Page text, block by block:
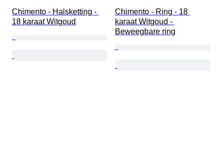
Chimento - Halsketting -
18 karaat Witgoud
Chimento - Ring - 18
karaat Witgoud -
Beweegbare ring